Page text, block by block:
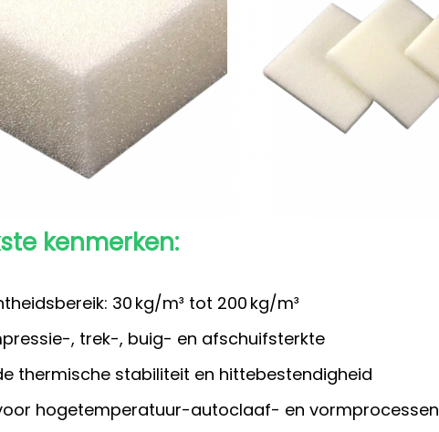
kenmerken:
30 kg/m³ tot 200 kg/m³
, trek-, buig- en afschuifsterkte
thermische stabiliteit en hittebestendigheid
hogetemperatuur-autoclaaf- en vormprocessen